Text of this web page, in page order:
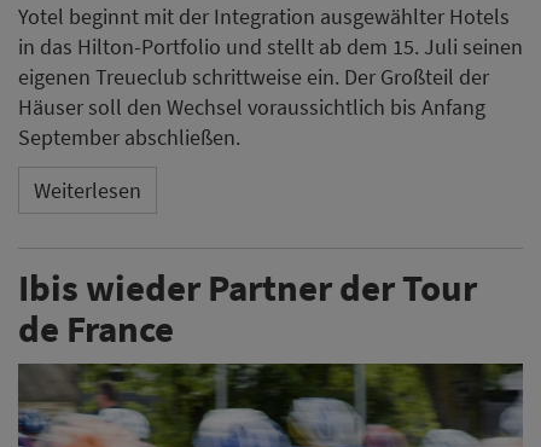
Yotel beginnt mit der Integration ausgewählter Hotels
in das Hilton-Portfolio und stellt ab dem 15. Juli seinen
eigenen Treueclub schrittweise ein. Der Großteil der
Häuser soll den Wechsel voraussichtlich bis Anfang
September abschließen.
Weiterlesen
Ibis wieder Partner der Tour
de France